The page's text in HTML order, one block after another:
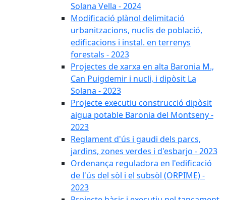
Solana Vella - 2024
Modificació plànol delimitació
urbanitzacions, nuclis de població,
edificacions i instal. en terrenys
forestals - 2023
Projectes de xarxa en alta Baronia M.,
Can Puigdemir i nucli, i dipòsit La
Solana - 2023
Projecte executiu construcció dipòsit
aigua potable Baronia del Montseny -
2023
Reglament d'ús i gaudi dels parcs,
jardins, zones verdes i d'esbarjo - 2023
Ordenança reguladora en l'edificació
de l'ús del sòl i el subsòl (ORPIME) -
2023